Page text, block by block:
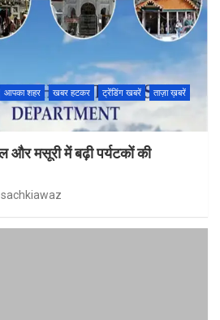
आपका शहर खबर हटकर ट्रेंडिंग खबरें
ताज़ा ख़बरें
और मसूरी में बढ़ी पर्यटकों की
sachkiawaz